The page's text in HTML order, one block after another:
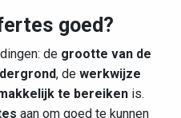
goed?
de grootte van de
, de werkwijze
te bereiken is.
aan om goed te kunnen